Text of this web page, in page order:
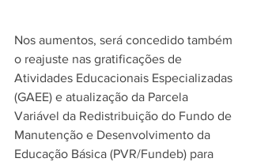
Nos aumentos, será concedido também
o reajuste nas gratificações de
Atividades Educacionais Especializadas
(GAEE) e atualização da Parcela
Variável da Redistribuição do Fundo de
Manutenção e Desenvolvimento da
Educação Básica (PVR/Fundeb) para